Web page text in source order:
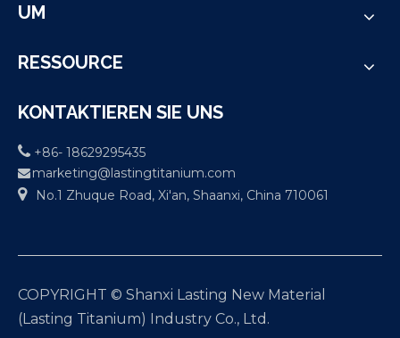
UM
RESSOURCE
KONTAKTIEREN SIE UNS
 +86- 18629295435
 marketing@lastingtitanium.com

No.1 Zhuque Road, Xi'an, Shaanxi, China 710061
COPYRIGHT © Shanxi Lasting New Material
(Lasting Titanium) Industry Co., Ltd.